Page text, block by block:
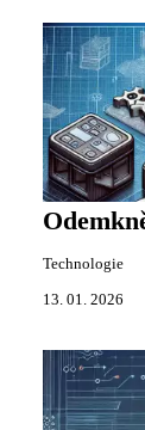
Technologie
13. 01. 2026